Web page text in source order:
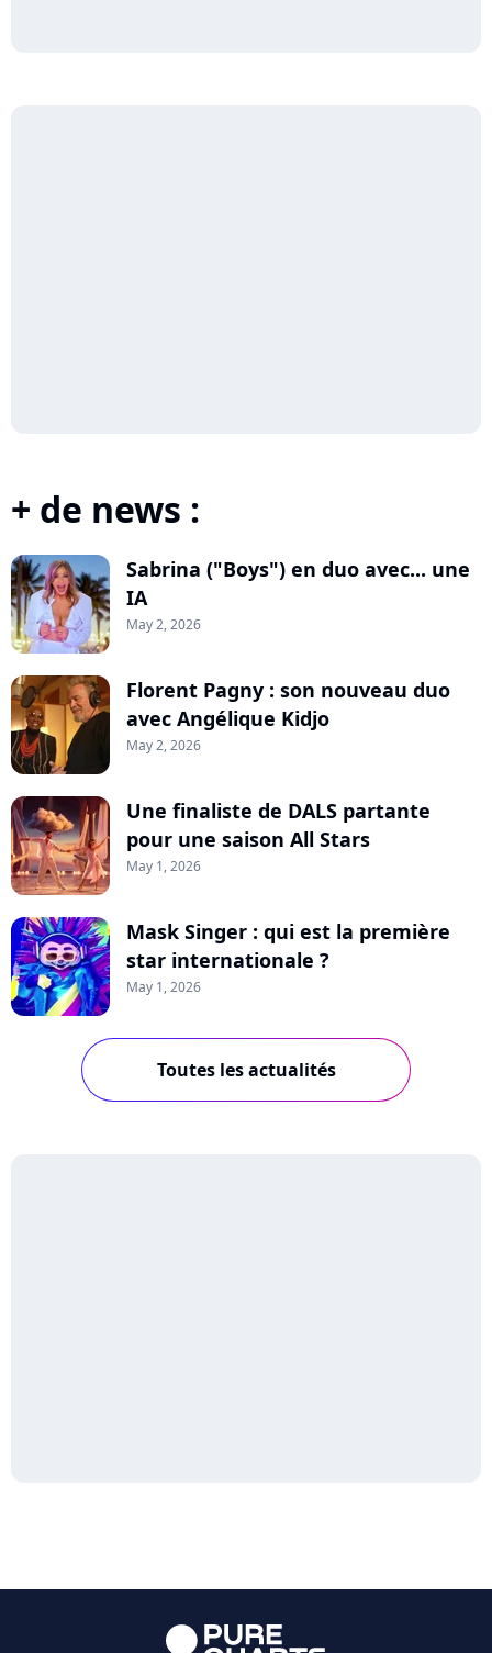
+ de news :
Sabrina ("Boys") en duo avec... une
IA
May 2, 2026
Florent Pagny : son nouveau duo
avec Angélique Kidjo
May 2, 2026
Une finaliste de DALS partante
pour une saison All Stars
May 1, 2026
Mask Singer : qui est la première
star internationale ?
May 1, 2026
Toutes les actualités